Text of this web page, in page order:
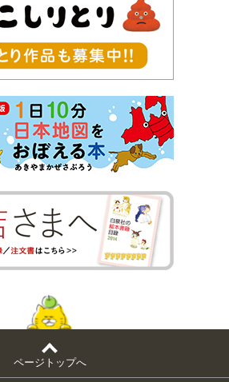
ページトップへ